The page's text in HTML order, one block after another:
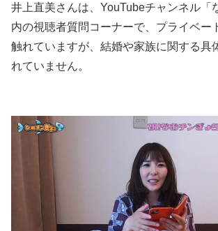
井上直美さんは、YouTubeチャンネル「
内の視聴者質問コーナーで、プライベー
触れていますが、結婚や家族に関する具
れていません。